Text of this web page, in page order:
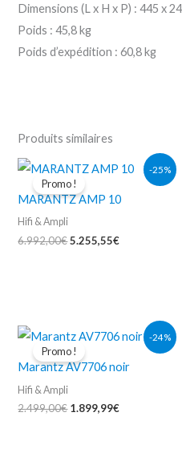
Dimensions (L x H x P) : 445 x
Poids : 45,8 kg
Poids d’expédition : 60,8 kg
Produits similaires
-25%
Promo !
MARANTZ AMP 10
Hifi & Ampli
6.992,00€
Le
prix
initial
était :
5.255,55€
Le
prix
est :
-24%
Promo !
Marantz AV7706 noir
Hifi & Ampli
2.499,00€
Le
prix
initial
était :
1.899,99€
prix
est :